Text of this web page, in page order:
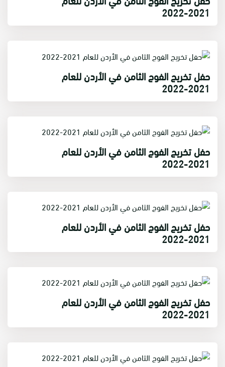
2021-2022
حفل تخريج الفوج الثامن في الأردن للعام
2021-2022
حفل تخريج الفوج الثامن في الأردن للعام
2021-2022
حفل تخريج الفوج الثامن في الأردن للعام
2021-2022
حفل تخريج الفوج الثامن في الأردن للعام
2021-2022